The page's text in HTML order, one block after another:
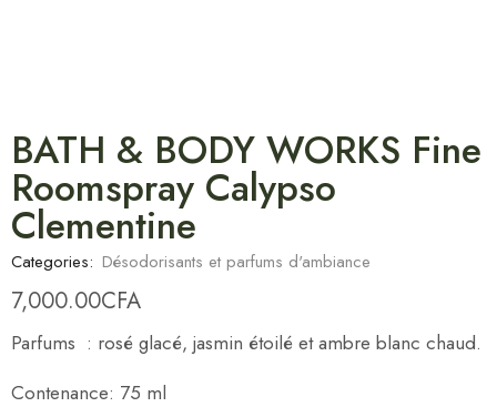
BATH & BODY WORKS Fine
Roomspray Calypso
Clementine
Categories: Désodorisants et parfums d'ambiance
7,000.00CFA
Parfums : rosé glacé, jasmin étoilé et ambre blanc chaud.
Contenance: 75 ml